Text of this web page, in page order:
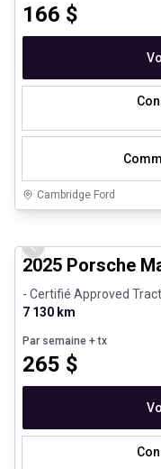
166 $
Cambridge Ford
Véhicules d'occasion
Previous slide
2025 Porsche
- Certifié Approved
7 130 km
Par semaine + tx
265 $